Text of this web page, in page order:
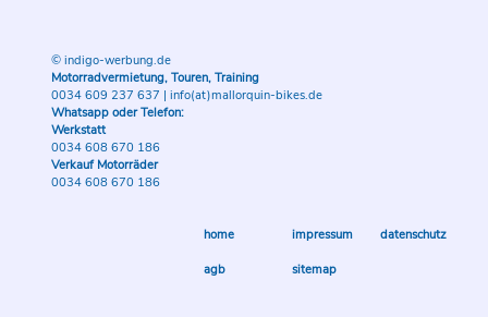
© indigo-werbung.de
Motorradvermietung, Touren, Training
0034 609 237 637 | info(at)mallorquin-bikes.de
Whatsapp oder Telefon:
Werkstatt
0034 608 670 186
Verkauf Motorräder
0034 608 670 186
home impressum datenschutz
agb sitemap